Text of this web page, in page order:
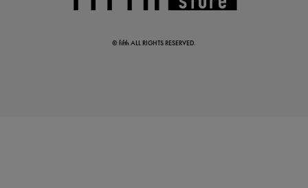
© fifth ALL RIGHTS RESERVED.